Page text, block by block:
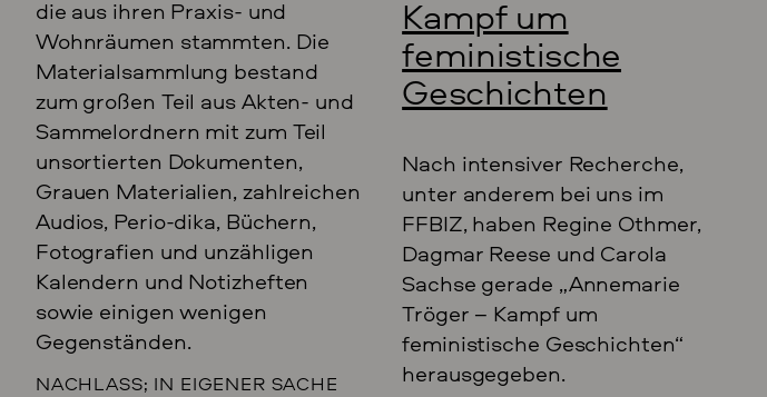
NACHLASS; IN EIGENER SACHE
die aus ihren Praxis- und
Wohnräumen stammten. Die
Materialsammlung bestand
zum großen Teil aus Akten- und
Sammelordnern mit zum Teil
unsortierten Dokumenten,
Grauen Materialien, zahlreichen
Audios, Perio-dika, Büchern,
Fotografien und unzähligen
Kalendern und Notizheften
sowie einigen wenigen
Gegenständen.
Kampf um
feministische
Geschichten
Nach intensiver Recherche,
unter anderem bei uns im
FFBIZ, haben Regine Othmer,
Dagmar Reese und Carola
Sachse gerade „Annemarie
Tröger – Kampf um
feministische Geschichten“
herausgegeben.